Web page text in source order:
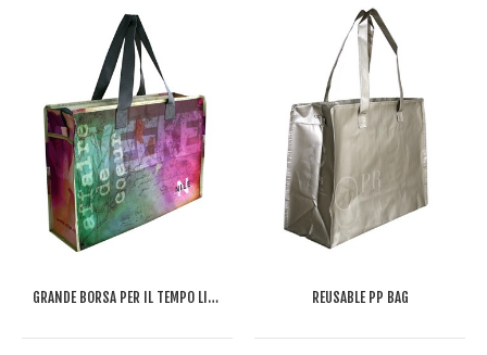
GRANDE BORSA PER IL TEMPO LIBERO REUSABLE PP BAG